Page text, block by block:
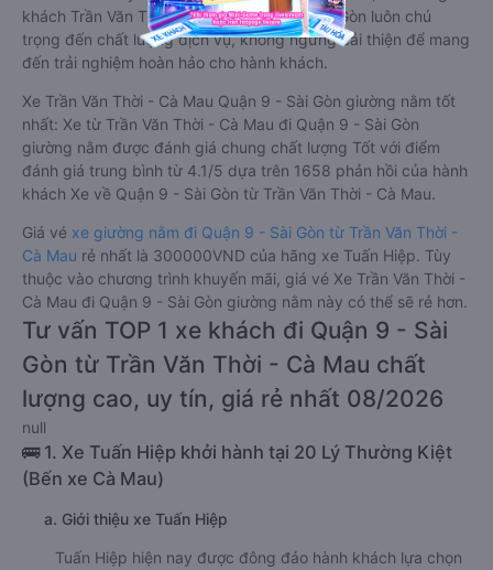
khách Trần Văn Thời - Cà Mau Quận 9 - Sài Gòn luôn chú
trọng đến chất lượng dịch vụ, không ngừng cải thiện để mang
đến trải nghiệm hoàn hảo cho hành khách.
Xe Trần Văn Thời - Cà Mau Quận 9 - Sài Gòn giường nằm tốt
nhất: Xe từ Trần Văn Thời - Cà Mau đi Quận 9 - Sài Gòn
giường nằm được đánh giá chung chất lượng Tốt với điểm
đánh giá trung bình từ 4.1/5 dựa trên 1658 phản hồi của hành
khách Xe về Quận 9 - Sài Gòn từ Trần Văn Thời - Cà Mau.
Giá vé xe giường nằm đi Quận 9 - Sài Gòn từ Trần Văn Thời -
Cà Mau rẻ nhất là 300000VND của hãng xe Tuấn Hiệp. Tùy
thuộc vào chương trình khuyến mãi, giá vé Xe Trần Văn Thời -
Cà Mau đi Quận 9 - Sài Gòn giường nằm này có thể sẽ rẻ hơn.
Tư vấn TOP 1 xe khách đi Quận 9 - Sài
Gòn từ Trần Văn Thời - Cà Mau chất
lượng cao, uy tín, giá rẻ nhất 08/2026
null
🚌 1. Xe Tuấn Hiệp khởi hành tại 20 Lý Thường Kiệt
(Bến xe Cà Mau)
a. Giới thiệu xe Tuấn Hiệp
Tuấn Hiệp hiện nay được đông đảo hành khách lựa chọn